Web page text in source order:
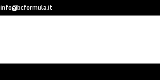
info@bcformula.it